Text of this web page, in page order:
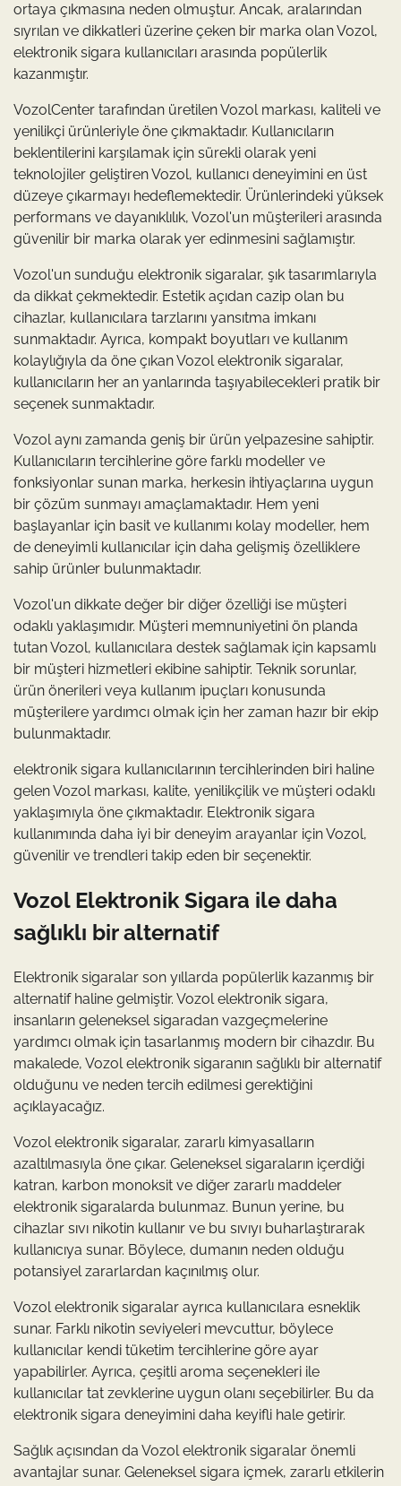
ortaya çıkmasına neden olmuştur. Ancak, aralarından
sıyrılan ve dikkatleri üzerine çeken bir marka olan Vozol,
elektronik sigara kullanıcıları arasında popülerlik
kazanmıştır.
VozolCenter tarafından üretilen Vozol markası, kaliteli ve
yenilikçi ürünleriyle öne çıkmaktadır. Kullanıcıların
beklentilerini karşılamak için sürekli olarak yeni
teknolojiler geliştiren Vozol, kullanıcı deneyimini en üst
düzeye çıkarmayı hedeflemektedir. Ürünlerindeki yüksek
performans ve dayanıklılık, Vozol'un müşterileri arasında
güvenilir bir marka olarak yer edinmesini sağlamıştır.
Vozol'un sunduğu elektronik sigaralar, şık tasarımlarıyla
da dikkat çekmektedir. Estetik açıdan cazip olan bu
cihazlar, kullanıcılara tarzlarını yansıtma imkanı
sunmaktadır. Ayrıca, kompakt boyutları ve kullanım
kolaylığıyla da öne çıkan Vozol elektronik sigaralar,
kullanıcıların her an yanlarında taşıyabilecekleri pratik bir
seçenek sunmaktadır.
Vozol aynı zamanda geniş bir ürün yelpazesine sahiptir.
Kullanıcıların tercihlerine göre farklı modeller ve
fonksiyonlar sunan marka, herkesin ihtiyaçlarına uygun
bir çözüm sunmayı amaçlamaktadır. Hem yeni
başlayanlar için basit ve kullanımı kolay modeller, hem
de deneyimli kullanıcılar için daha gelişmiş özelliklere
sahip ürünler bulunmaktadır.
Vozol'un dikkate değer bir diğer özelliği ise müşteri
odaklı yaklaşımıdır. Müşteri memnuniyetini ön planda
tutan Vozol, kullanıcılara destek sağlamak için kapsamlı
bir müşteri hizmetleri ekibine sahiptir. Teknik sorunlar,
ürün önerileri veya kullanım ipuçları konusunda
müşterilere yardımcı olmak için her zaman hazır bir ekip
bulunmaktadır.
elektronik sigara kullanıcılarının tercihlerinden biri haline
gelen Vozol markası, kalite, yenilikçilik ve müşteri odaklı
yaklaşımıyla öne çıkmaktadır. Elektronik sigara
kullanımında daha iyi bir deneyim arayanlar için Vozol,
güvenilir ve trendleri takip eden bir seçenektir.
Vozol Elektronik Sigara ile daha
sağlıklı bir alternatif
Elektronik sigaralar son yıllarda popülerlik kazanmış bir
alternatif haline gelmiştir. Vozol elektronik sigara,
insanların geleneksel sigaradan vazgeçmelerine
yardımcı olmak için tasarlanmış modern bir cihazdır. Bu
makalede, Vozol elektronik sigaranın sağlıklı bir alternatif
olduğunu ve neden tercih edilmesi gerektiğini
açıklayacağız.
Vozol elektronik sigaralar, zararlı kimyasalların
azaltılmasıyla öne çıkar. Geleneksel sigaraların içerdiği
katran, karbon monoksit ve diğer zararlı maddeler
elektronik sigaralarda bulunmaz. Bunun yerine, bu
cihazlar sıvı nikotin kullanır ve bu sıvıyı buharlaştırarak
kullanıcıya sunar. Böylece, dumanın neden olduğu
potansiyel zararlardan kaçınılmış olur.
Vozol elektronik sigaralar ayrıca kullanıcılara esneklik
sunar. Farklı nikotin seviyeleri mevcuttur, böylece
kullanıcılar kendi tüketim tercihlerine göre ayar
yapabilirler. Ayrıca, çeşitli aroma seçenekleri ile
kullanıcılar tat zevklerine uygun olanı seçebilirler. Bu da
elektronik sigara deneyimini daha keyifli hale getirir.
Sağlık açısından da Vozol elektronik sigaralar önemli
avantajlar sunar. Geleneksel sigara içmek, zararlı etkilerin